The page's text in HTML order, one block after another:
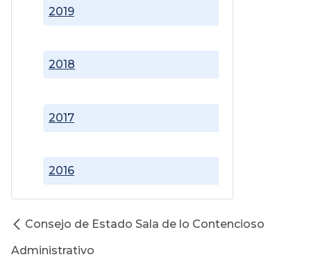
2016
2017
2018
2019
Consejo de Estado Sala de lo Contencioso
Administrativo